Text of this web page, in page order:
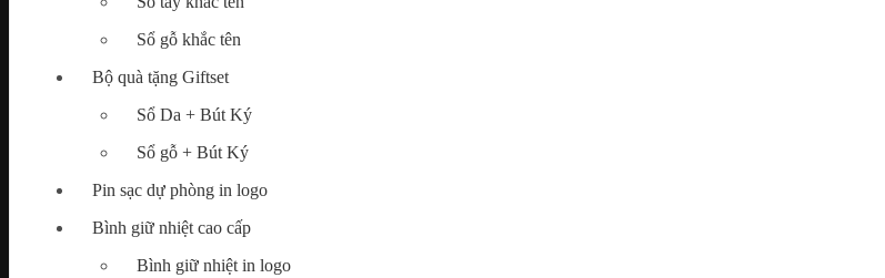
Chưa có sản phẩm trong giỏ hàng.
Sổ gỗ khắc tên
Bộ quà tặng Giftset
Sổ Da + Bút Ký
Sổ gỗ + Bút Ký
Pin sạc dự phòng in logo
Bình giữ nhiệt cao cấp
Bình giữ nhiệt in logo